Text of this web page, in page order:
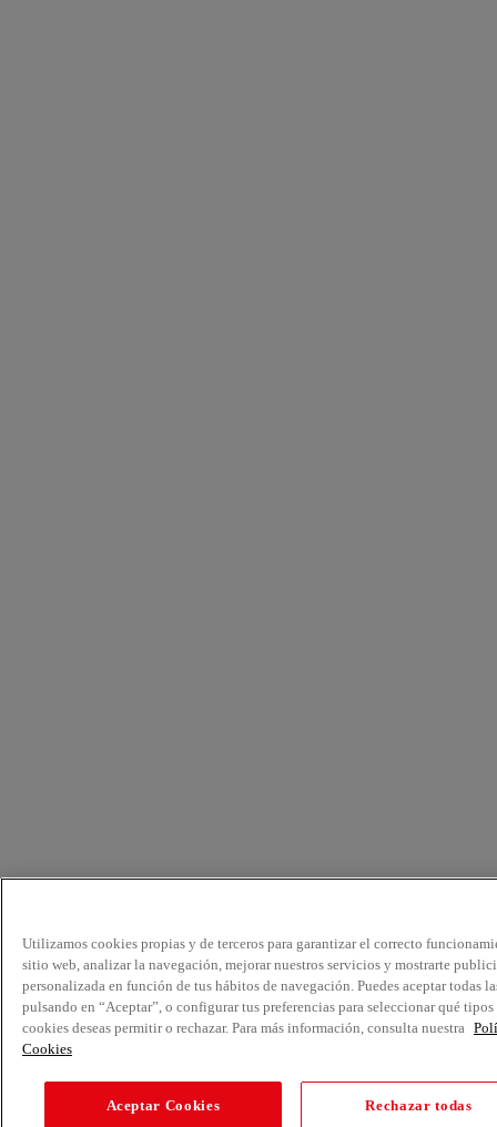
Utilizamos cookies propias y de terceros para garantizar el correcto
sitio web, analizar la navegación, mejorar nuestros servicios y mostrarte
personalizada en función de tus hábitos de navegación. Puedes aceptar todas
pulsando en “Aceptar”, o configurar tus preferencias para seleccionar qué tipos
cookies deseas permitir o rechazar. Para más información, consulta nuestra
Cookies
Aceptar Cookies Rechazar todas